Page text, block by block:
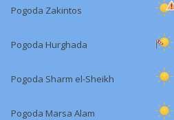
Pogoda Zakintos
Pogoda Hurghada
Pogoda Sharm el-Sheikh
Pogoda Marsa Alam